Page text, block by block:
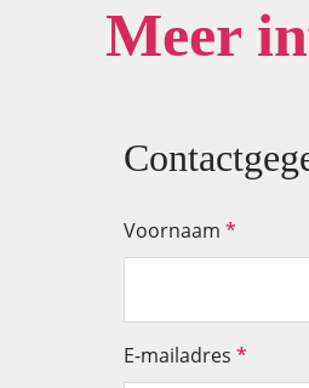
Meer
Voornaam *
E-mailadres *